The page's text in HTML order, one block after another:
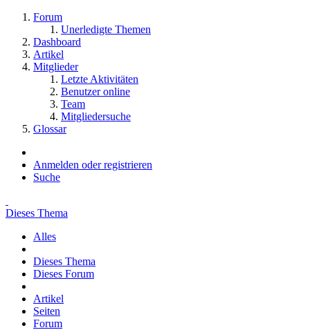
Forum
Unerledigte Themen
Dashboard
Artikel
Mitglieder
Letzte Aktivitäten
Benutzer online
Team
Mitgliedersuche
Glossar
Anmelden oder registrieren
Suche
Dieses Thema
Alles
Dieses Thema
Dieses Forum
Artikel
Seiten
Forum